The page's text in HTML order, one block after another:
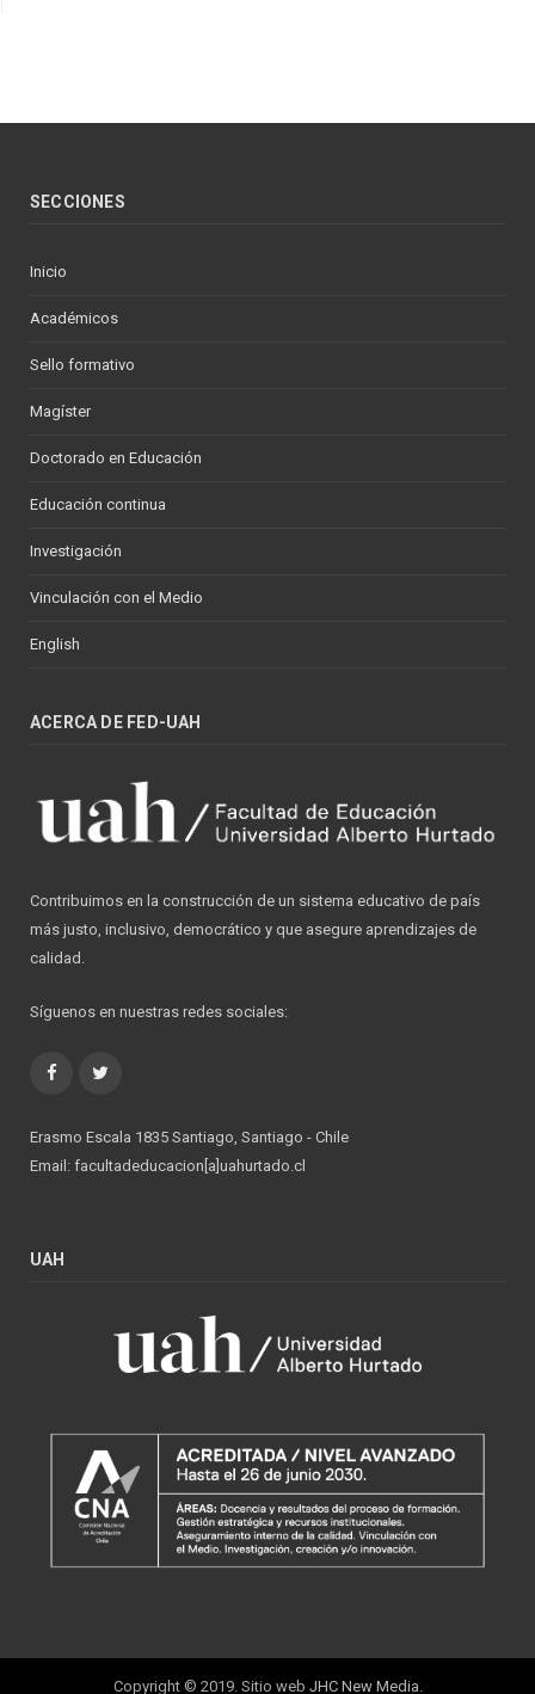
SECCIONES
Inicio
Académicos
Sello formativo
Magíster
Doctorado en Educación
Educación continua
Investigación
Vinculación con el Medio
English
ACERCA DE FED-UAH
Contribuimos en la construcción de un sistema educativo de país
más justo, inclusivo, democrático y que asegure aprendizajes de
calidad.
Síguenos en nuestras redes sociales:
Facebook
Erasmo Escala 1835 Santiago, Santiago - Chile
Email: facultadeducacion[a]uahurtado.cl
UAH
Copyright © 2019. Sitio web JHC New Media.